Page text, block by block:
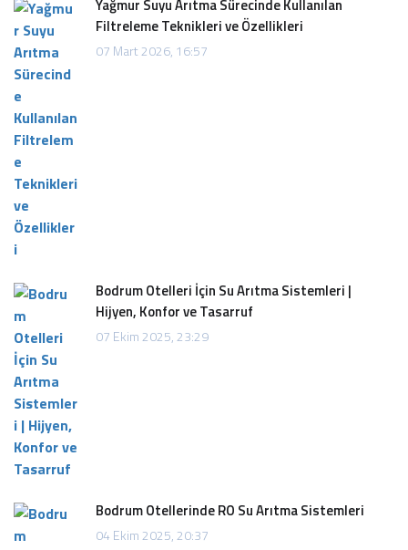
Yağmur Suyu Arıtma Sürecinde Kullanılan
Filtreleme Teknikleri ve Özellikleri
07 Mart 2026, 16:57
Bodrum Otelleri İçin Su Arıtma Sistemleri |
Hijyen, Konfor ve Tasarruf
07 Ekim 2025, 23:29
Bodrum Otellerinde RO Su Arıtma Sistemleri
04 Ekim 2025, 20:37